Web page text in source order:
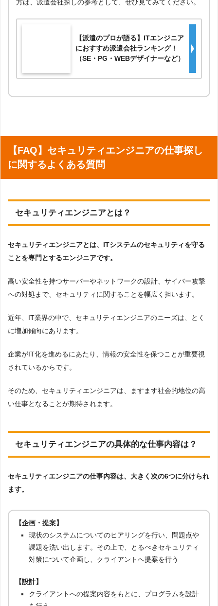
方は、派遣会社探しの参考として、ぜひ見てみてください。
【派遣のプロが語る】ITエンジニア
（SE・PG・WEBデザイナーなど）
に関するよくある質問
セキュリティエンジニアとは、ITシステムのセキュリティを守る
ことを専門とするエンジニアです。
高い安全性を持つサーバーやネットワークの設計、サイバー攻撃
への対処まで、セキュリティに関することを幅広く担います。
近年、IT業界の中で、セキュリティエンジニアのニーズは、とく
に増加傾向にあります。
企業がIT化を進めるにあたり、情報の安全性を保つことが重要視
されているからです。
そのため、セキュリティエンジニアは、ますます社会的地位の高
い仕事となることが期待されます。
セキュリティエンジニアの具体的な仕事内容は？
セキュリティエンジニアの仕事内容は、大きく次の6つに分けられ
ます。
【企画・提案】
課題を洗い出します。その上で、とるべきセキュリティ
対策について企画し、クライアントへ提案を行う